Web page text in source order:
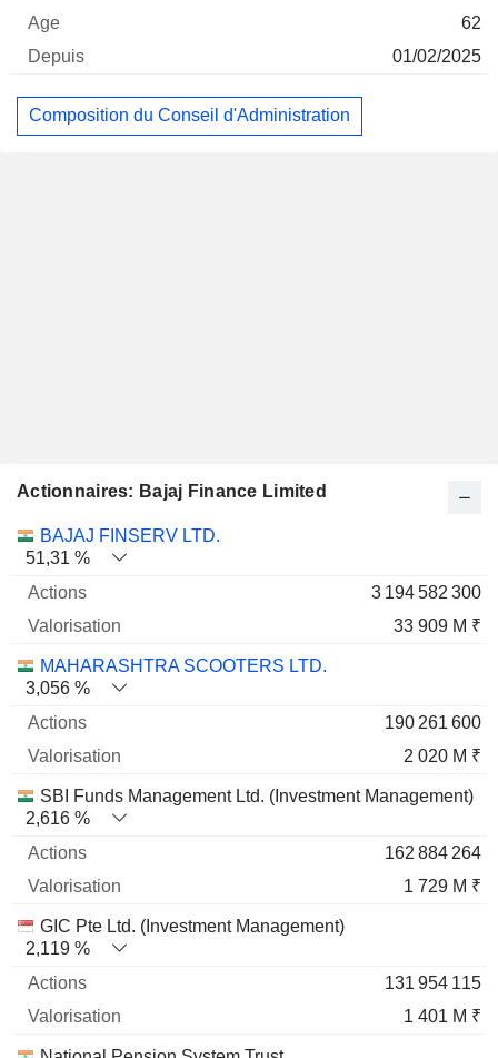
62
01/02/2025
Composition du Conseil d'Administration
Actionnaires: Bajaj Finance Limited
Nom Actions % Valorisation
BAJAJ FINSERV LTD.
51,31 %
3 194 582 300
33 909 M ₹
MAHARASHTRA SCOOTERS LTD.
3,056 %
190 261 600
2 020 M ₹
SBI Funds Management Ltd. (Investment Management)
2,616 %
162 884 264
1 729 M ₹
GIC Pte Ltd. (Investment Management)
2,119 %
131 954 115
1 401 M ₹